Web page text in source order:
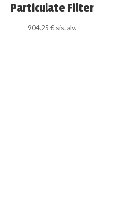
Particulate Filter
904,25 € sis. alv.